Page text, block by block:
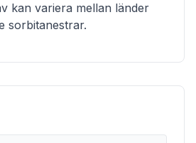
kan variera mellan länder
sorbitanestrar.